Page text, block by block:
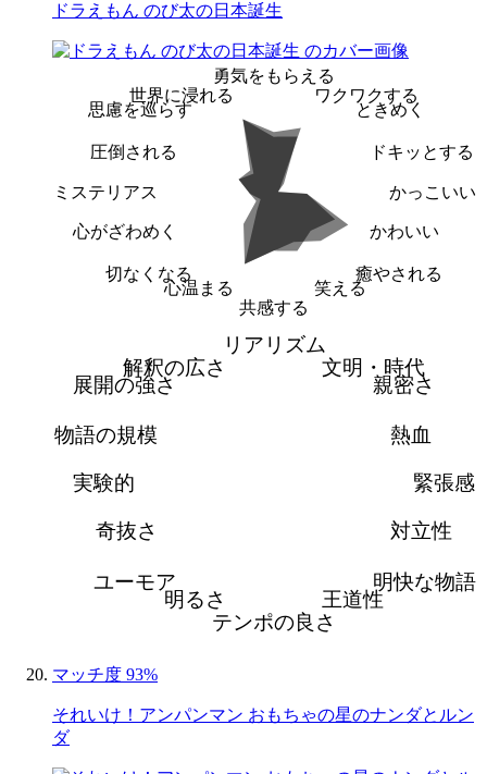
ドラえもん のび太の日本誕生
勇気をもらえる
ワクワクする
ときめく
ドキッとする
かっこいい
かわいい
癒やされる
笑える
共感する
心温まる
切なくなる
心がざわめく
ミステリアス
圧倒される
思慮を巡らす
世界に浸れる
リアリズム
文明・時代
親密さ
熱血
緊張感
対立性
明快な物語
王道性
テンポの良さ
明るさ
ユーモア
奇抜さ
実験的
物語の規模
展開の強さ
解釈の広さ
マッチ度 93%
それいけ！アンパンマン おもちゃの星のナンダとルン
ダ